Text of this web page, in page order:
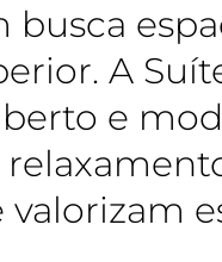
busca
A
e